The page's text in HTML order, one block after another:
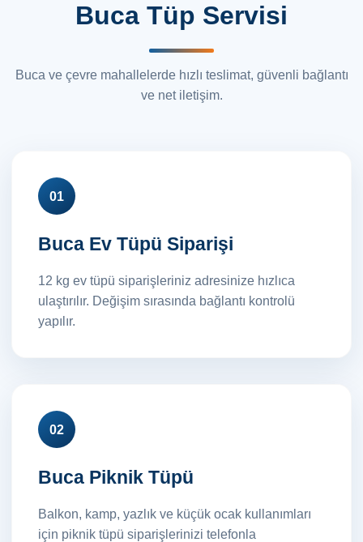
Buca Tüp Servisi
Buca ve çevre mahallelerde hızlı teslimat, güvenli bağlantı
ve net iletişim.
01
Buca Ev Tüpü Siparişi
12 kg ev tüpü siparişleriniz adresinize hızlıca
ulaştırılır. Değişim sırasında bağlantı kontrolü
yapılır.
02
Buca Piknik Tüpü
Balkon, kamp, yazlık ve küçük ocak kullanımları
için piknik tüpü siparişlerinizi telefonla